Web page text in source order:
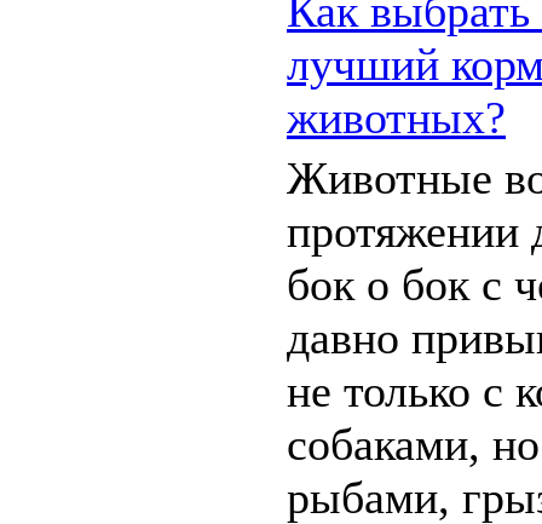
Как
лучший
животных?
Животные
протяжении
бок о бок с
давно
не только с
собаками,
рыбами,